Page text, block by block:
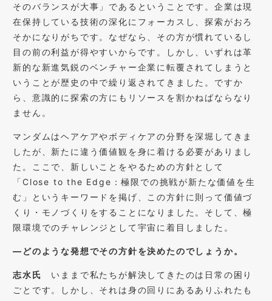
そのバランスが大事」であるということです。企業は現
在保持している技術の深化にフォーカスし、探索がおろ
そかになりがちです。なぜなら、その方が慣れているし
目の前の利益が得やすいからです。しかし、いずれは革
新的な新進気鋭のベンチャー企業に転覆されてしまうと
いうことが歴史の中で繰り返されてきました。ですか
ら、意識的に探索の方にもリソースを割かねばならなり
ません。
マンダムはヘアケアやボディケアの分野を深堀してきま
したが、新たに違う価値観を身に着ける必要がありまし
た。ここで、新しいことをやるための方針として
「Close to the Edge：極限での挑戦が新たな価値を生
む」というキーワードを掲げ、この方針に則って価値づ
くり・モノづくりをすることになりました。そして、極
限環境でのチャレンジとして宇宙に着目しました。
―どのような発想でその方針を決めたのでしょうか。
志水氏 いままで私たちが解決してきたのは日常の困り
ごとです。しかし、それは身の回りにあるありふれたも